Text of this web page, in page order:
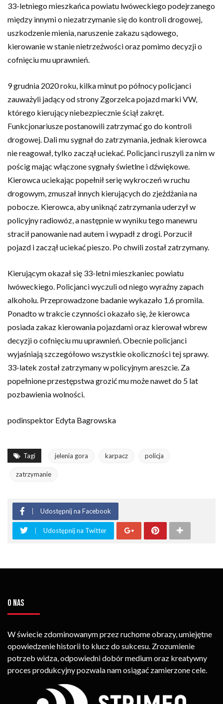
33-letniego mieszkańca powiatu lwóweckiego podejrzanego
między innymi o niezatrzymanie się do kontroli drogowej,
uszkodzenie mienia, naruszenie zakazu sądowego,
kierowanie w stanie nietrzeźwości oraz pomimo decyzji o
cofnięciu mu uprawnień.
9 grudnia 2020 roku, kilka minut po północy policjanci
zauważyli jadący od strony Zgorzelca pojazd marki VW,
którego kierujący niebezpiecznie ściął zakręt.
Funkcjonariusze postanowili zatrzymać go do kontroli
drogowej. Dali mu sygnał do zatrzymania, jednak kierowca
nie reagował, tylko zaczął uciekać. Policjanci ruszyli za nim w
pościg mając włączone sygnały świetlne i dźwiękowe.
Kierowca uciekając popełnił serię wykroczeń w ruchu
drogowym, zmuszał innych kierujących do zjeżdżania na
pobocze. Kierowca, aby uniknąć zatrzymania uderzył w
policyjny radiowóz, a następnie w wyniku tego manewru
stracił panowanie nad autem i wypadł z drogi. Porzucił
pojazd i zaczął uciekać pieszo. Po chwili został zatrzymany.
Kierującym okazał się 33-letni mieszkaniec powiatu
lwóweckiego. Policjanci wyczuli od niego wyraźny zapach
alkoholu. Przeprowadzone badanie wykazało 1,6 promila.
Ponadto w trakcie czynności okazało się, że kierowca
posiada zakaz kierowania pojazdami oraz kierował wbrew
decyzji o cofnięciu mu uprawnień. Obecnie policjanci
wyjaśniają szczegółowo wszystkie okoliczności tej sprawy.
33-latek został zatrzymany w policyjnym areszcie. Za
popełnione przestępstwa grozić mu może nawet do 5 lat
pozbawienia wolności.
podinspektor Edyta Bagrowska
Tagi jelenia gora karpacz policja
zatrzymanie
Udostępnij na Facebook
Udostępnij na Twitter
O NAS
W świecie zdominowanym przez ruchome obrazy, umiejętne
opowiedzenie historii to klucz do sukcesu. Zrozumienie
potrzeb widza, odpowiedni dobór medium oraz kreatywny
proces produkcyjny pozwala nam osiągać zamierzone cele.